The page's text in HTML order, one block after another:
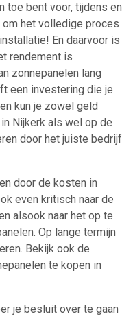
toe bent voor, tijdens en
het volledige proces
En daarvoor is
rendement is
zonnepanelen lang
een investering die je
kun je zowel geld
Nijkerk als wel op de
door het juiste bedrijf
door de kosten in
even kritisch naar de
alsook naar het op te
Op lange termijn
Bekijk ook de
te kopen in
je besluit over te gaan